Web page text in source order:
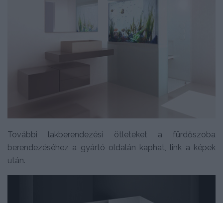
További lakberendezési ötleteket a fürdőszoba
berendezéséhez a gyártó oldalán kaphat, link a képek
után.